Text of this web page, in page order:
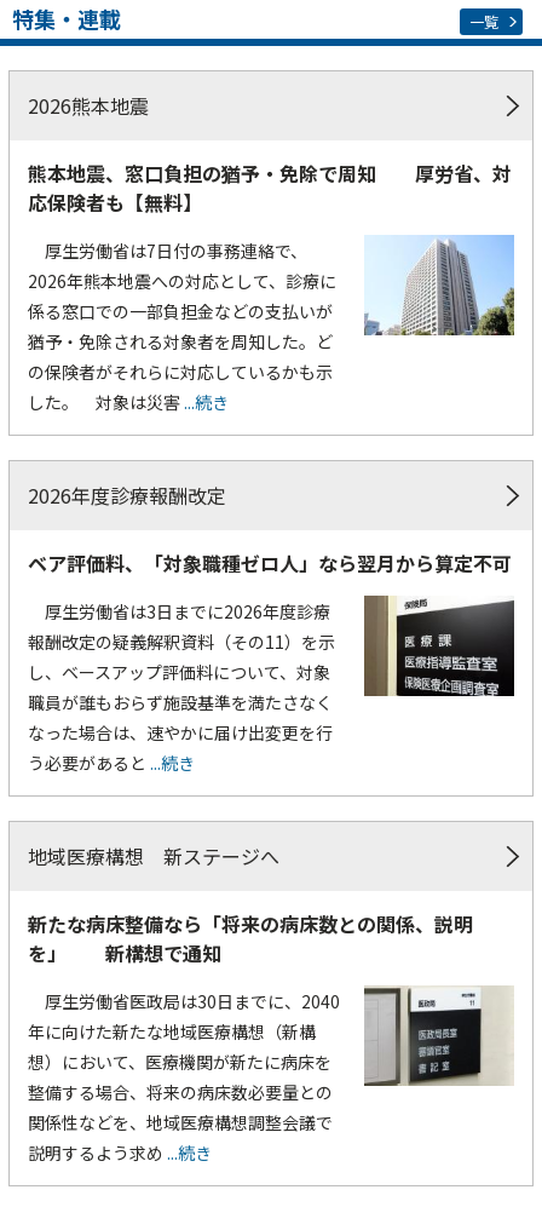
特集・連載 一覧
2026熊本地震
熊本地震、窓口負担の猶予・免除で周知 厚労省、対
応保険者も【無料】
厚生労働省は7日付の事務連絡で、
2026年熊本地震への対応として、診療に
係る窓口での一部負担金などの支払いが
猶予・免除される対象者を周知した。ど
の保険者がそれらに対応しているかも示
した。 対象は災害...続き
2026年度診療報酬改定
ベア評価料、「対象職種ゼロ人」なら翌月から算定不可
厚生労働省は3日までに2026年度診療
報酬改定の疑義解釈資料（その11）を示
し、ベースアップ評価料について、対象
職員が誰もおらず施設基準を満たさなく
なった場合は、速やかに届け出変更を行
う必要があると ...続き
地域医療構想 新ステージへ
新たな病床整備なら「将来の病床数との関係、説明
を」 新構想で通知
厚生労働省医政局は30日までに、2040
年に向けた新たな地域医療構想（新構
想）において、医療機関が新たに病床を
整備する場合、将来の病床数必要量との
関係性などを、地域医療構想調整会議で
説明するよう求め ...続き